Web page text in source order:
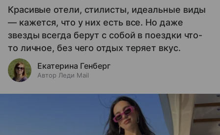
Красивые отели, стилисты, идеальные виды
— кажется, что у них есть все. Но даже
звезды всегда берут с собой в поездки что-
то личное, без чего отдых теряет вкус.
Екатерина Генберг
Автор Леди Mail